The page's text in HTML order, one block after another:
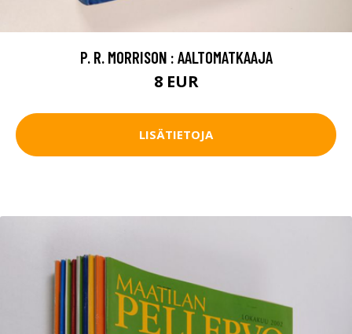
P. R. MORRISON : AALTOMATKAAJA
8 EUR
LISÄTIETOJA